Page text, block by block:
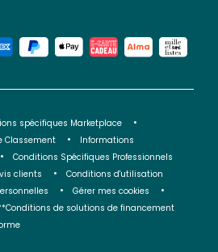
spécifiques Marketplace
Classement
Informations
Conditions Spécifiques Professionnels
clients
Conditions d'utilisation
Gérer mes cookies
de solutions de financement